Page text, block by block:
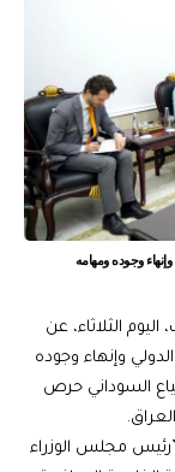
وإنهاء وجوده ومهامه
الثلاثاء، عن
وإنهاء وجوده
السوداني حرص
مجلس الوزراء